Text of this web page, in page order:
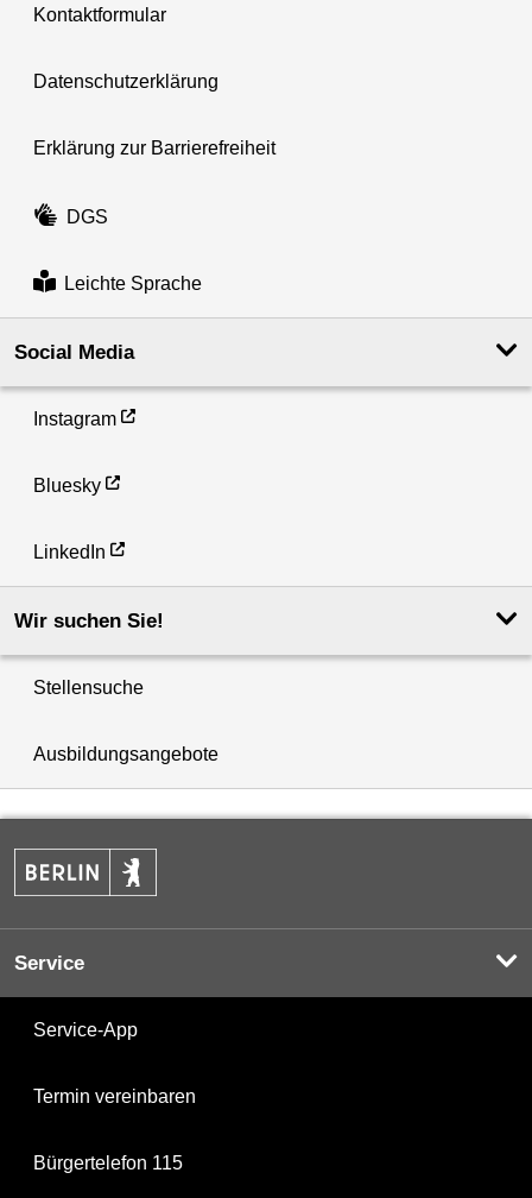
Kontaktformular
Datenschutzerklärung
Erklärung zur Barrierefreiheit
DGS
Leichte Sprache
Social Media
Instagram
Bluesky
LinkedIn
Wir suchen Sie!
Stellensuche
Ausbildungsangebote
Service
Service-App
Termin vereinbaren
Bürgertelefon 115